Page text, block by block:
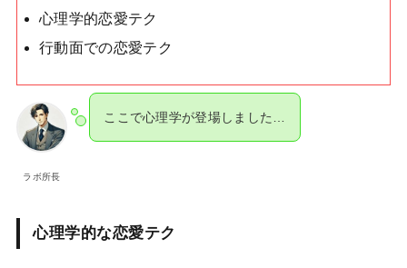
心理学的恋愛テク
行動面での恋愛テク
ラボ所長
ここで心理学が登場しました…
心理学的な恋愛テク